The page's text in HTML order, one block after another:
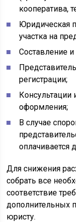
кооператива,
Юридическая
участка на
Составление
регистрации;
Консультации
оформления;
В случае
оплачивается
Для снижения
собрать все
соответствие
дополнительных
юристу.